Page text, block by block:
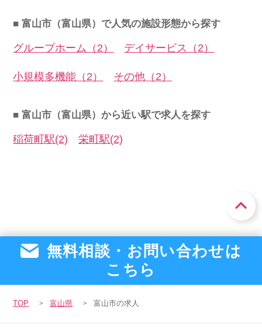
■ 富山市（富山県）で人気の施設形態から探す
グループホーム（2） デイサービス（2）
小規模多機能（2） その他（2）
■ 富山市（富山県）から近い駅で求人を探す
稲荷町駅(2) 栄町駅(2)
無料相談・お問い合わせは
こちら
TOP 富山県 富山市の求人